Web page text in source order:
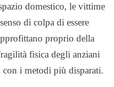
domestico, le vittime
di colpa di essere
proprio della
fisica degli anziani
i metodi più disparati.